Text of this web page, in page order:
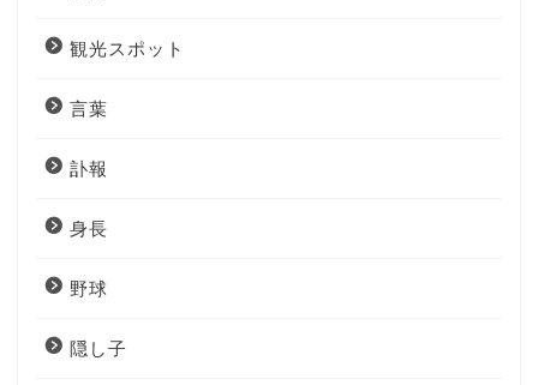
観光スポット
言葉
訃報
身長
野球
隠し子